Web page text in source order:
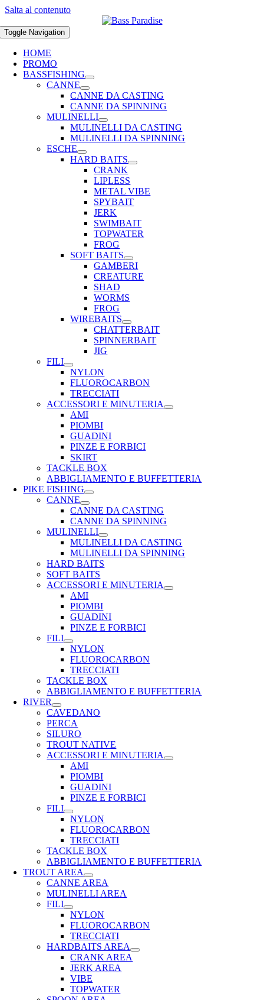
Salta al contenuto
Toggle Navigation
HOME
PROMO
BASSFISHING
CANNE
CANNE DA CASTING
CANNE DA SPINNING
MULINELLI
MULINELLI DA CASTING
MULINELLI DA SPINNING
ESCHE
HARD BAITS
CRANK
LIPLESS
METAL VIBE
SPYBAIT
JERK
SWIMBAIT
TOPWATER
FROG
SOFT BAITS
GAMBERI
CREATURE
SHAD
WORMS
FROG
WIREBAITS
CHATTERBAIT
SPINNERBAIT
JIG
FILI
NYLON
FLUOROCARBON
TRECCIATI
ACCESSORI E MINUTERIA
AMI
PIOMBI
GUADINI
PINZE E FORBICI
SKIRT
TACKLE BOX
ABBIGLIAMENTO E BUFFETTERIA
PIKE FISHING
CANNE
CANNE DA CASTING
CANNE DA SPINNING
MULINELLI
MULINELLI DA CASTING
MULINELLI DA SPINNING
HARD BAITS
SOFT BAITS
ACCESSORI E MINUTERIA
AMI
PIOMBI
GUADINI
PINZE E FORBICI
FILI
NYLON
FLUOROCARBON
TRECCIATI
TACKLE BOX
ABBIGLIAMENTO E BUFFETTERIA
RIVER
CAVEDANO
PERCA
SILURO
TROUT NATIVE
ACCESSORI E MINUTERIA
AMI
PIOMBI
GUADINI
PINZE E FORBICI
FILI
NYLON
FLUOROCARBON
TRECCIATI
TACKLE BOX
ABBIGLIAMENTO E BUFFETTERIA
TROUT AREA
CANNE AREA
MULINELLI AREA
FILI
NYLON
FLUOROCARBON
TRECCIATI
HARDBAITS AREA
CRANK AREA
JERK AREA
VIBE
TOPWATER